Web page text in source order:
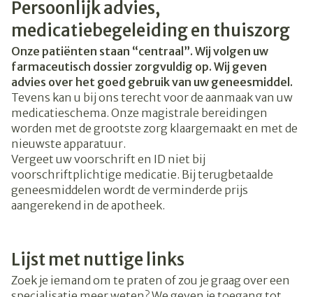
Persoonlijk advies,
medicatiebegeleiding en thuiszorg
Onze patiënten staan “centraal”. Wij volgen uw
farmaceutisch dossier zorgvuldig op. Wij geven
advies over het goed gebruik van uw geneesmiddel.
Tevens kan u bij ons terecht voor de aanmaak van uw
medicatieschema. Onze magistrale bereidingen
worden met de grootste zorg klaargemaakt en met de
nieuwste apparatuur.
Vergeet uw voorschrift en ID niet bij
voorschriftplichtige medicatie. Bij terugbetaalde
geneesmiddelen wordt de verminderde prijs
aangerekend in de apotheek.
Lijst met nuttige links
Zoek je iemand om te praten of zou je graag over een